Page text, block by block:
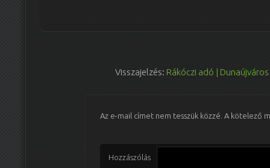
Visszajelzés: Rákóczi adó |
Az e-mail címet nem tesszük közzé. A kötelező
Hozzászólás